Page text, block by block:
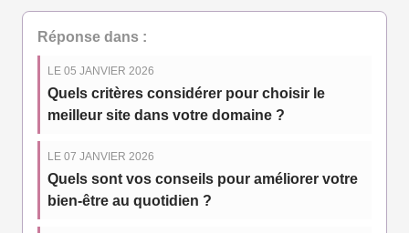
Réponse dans :
LE 05 JANVIER 2026
Quels critères considérer pour choisir le
meilleur site dans votre domaine ?
LE 07 JANVIER 2026
Quels sont vos conseils pour améliorer votre
bien-être au quotidien ?